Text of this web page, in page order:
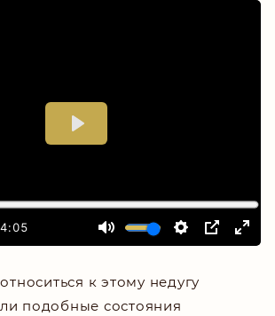
к этому недугу
подобные состояния